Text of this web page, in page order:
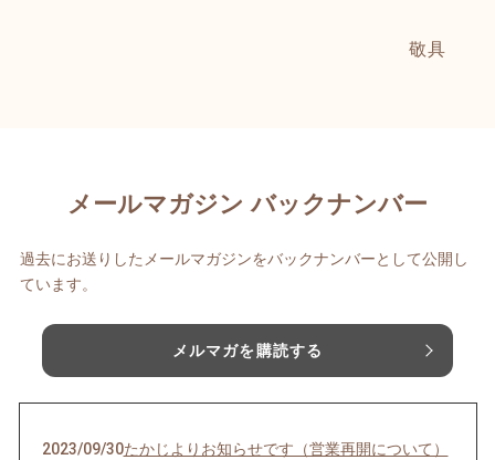
敬具
メールマガジン バックナンバー
過去にお送りしたメールマガジンをバックナンバーとして公開し
ています。
メルマガを購読する
2023/09/30たかじよりお知らせです（営業再開について）